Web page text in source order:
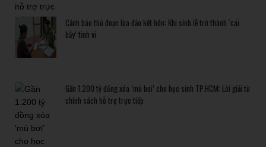
Cảnh báo thủ đoạn lừa đảo kết hôn: Khi sính lễ trở thành ‘cái
bẫy’ tinh vi
Gần 1.200 tỷ đồng xóa ‘mù bơi’ cho học sinh TP.HCM: Lời giải từ
chính sách hỗ trợ trực tiếp